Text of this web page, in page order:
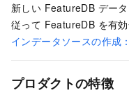
新しい FeatureDB デー
従って FeatureDB を有
インデータソースの作成
プロダクトの特徴